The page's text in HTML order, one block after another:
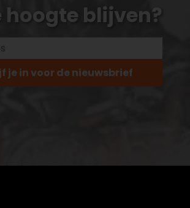
hoogte blijven?
je in voor de nieuwsbrief